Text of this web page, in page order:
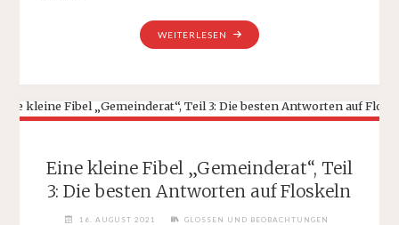
WEITERLESEN
„ES
IST
EINMAL
ZEIT
FÜR
Eine kleine Fibel „Gemeinderat“, Teil
3: Die besten Antworten auf Floskeln
16. AUGUST 2021 GLOSSEN UND BEOBACHTUNGEN